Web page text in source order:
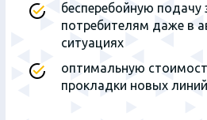
представителем завода
территории Сибирского
федерального округа и
бесперебойную подачу
потребителям даже в
ситуациях
оптимальную
прокладки новых